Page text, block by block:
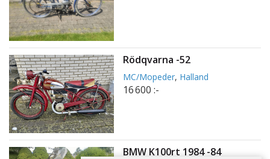
Rödqvarna -52
MC/Mopeder, Halland
16 600 :-
BMW K100rt 1984 -84